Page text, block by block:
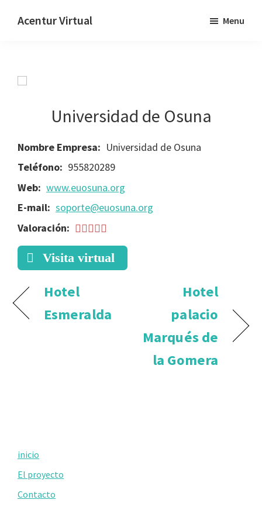
Acentur Virtual Menu
Universidad de Osuna
Nombre Empresa: Universidad de Osuna
Teléfono: 955820289
Web: www.euosuna.org
E-mail: soporte@euosuna.org
Valoración:
Visita virtual
Hotel
Esmeralda
Hotel
palacio
Marqués de
la Gomera
Primary
Sidebar
inicio
El proyecto
Contacto